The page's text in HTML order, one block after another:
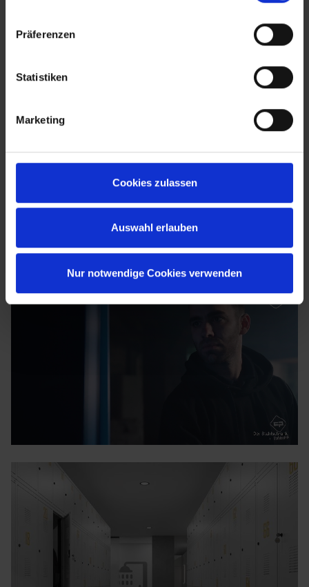
Präferenzen
Statistiken
Marketing
Cookies zulassen
Auswahl erlauben
Nur notwendige Cookies verwenden